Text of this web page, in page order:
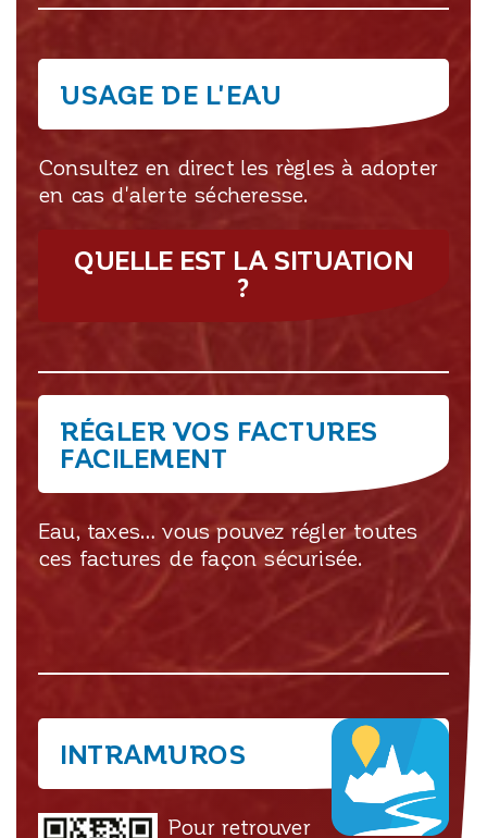
USAGE DE L'EAU
Consultez en direct les règles à adopter
en cas d'alerte sécheresse.
QUELLE EST LA SITUATION
?
RÉGLER VOS FACTURES
FACILEMENT
Eau, taxes… vous pouvez régler toutes
ces factures de façon sécurisée.
INTRAMUROS
Pour retrouver